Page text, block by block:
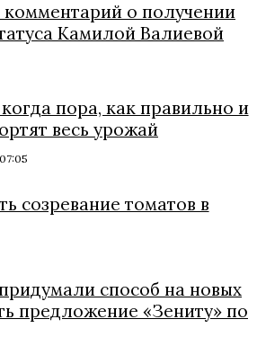
комментарий о получении
Камилой Валиевой
пора, как правильно и
весь урожай
созревание томатов в
способ на новых
предложение «Зениту» по